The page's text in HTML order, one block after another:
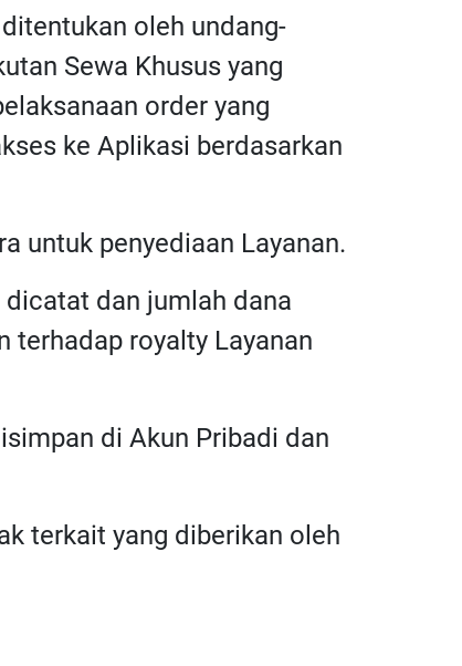
oleh undang-
Sewa Khusus yang
order yang
ke Aplikasi berdasarkan
untuk penyediaan Layanan.
dicatat dan jumlah dana
terhadap royalty Layanan
di Akun Pribadi dan
terkait yang diberikan oleh